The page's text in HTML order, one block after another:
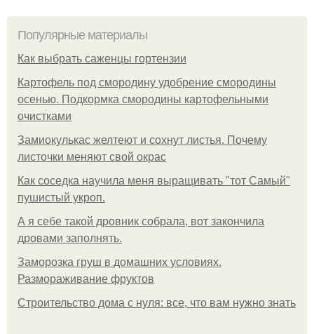
Популярные материалы
Как выбрать саженцы гортензии
Картофель под смородину удобрение смородины
осенью. Подкормка смородины картофельными
очистками
Замиокулькас желтеют и сохнут листья. Почему
листочки меняют свой окрас
Как соседка научила меня выращивать "тот Самый"
пушистый укроп.
А я себе такой дровник собрала, вот закончила
дровами заполнять.
Заморозка груш в домашних условиях.
Размораживание фруктов
Строительство дома с нуля: все, что вам нужно знать